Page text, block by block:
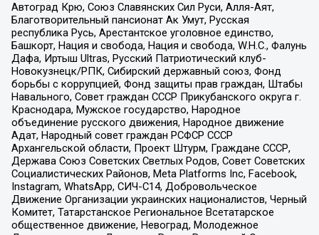
Автоград Крю, Союз Славянских Сил Руси, Алля-Аят,
Благотворительный пансионат Ак Умут, Русская
республика Русь, Арестантское уголовное единство,
Башкорт, Нация и свобода, Нация и свобода, W.H.С., Фалунь
Дафа, Иртыш Ultras, Русский Патриотический клуб-
Новокузнецк/РПК, Сибирский державный союз, Фонд
борьбы с коррупцией, Фонд защиты прав граждан, Штабы
Навального, Совет граждан СССР Прикубанского округа г.
Краснодара, Мужское государство, Народное
объединение русского движения, Народное движение
Адат, Народный совет граждан РСФСР СССР
Архангельской области, Проект Штурм, Граждане СССР,
Держава Союз Советских Светлых Родов, Совет Советских
Социалистических Районов, Meta Platforms Inc, Facebook,
Instagram, WhatsApp, СИЧ-С14, Добровольческое
Движение Организации украинских националистов, Черный
Комитет, Татарстанское Региональное Всетатарское
общественное движение, Невоград, Молодежное